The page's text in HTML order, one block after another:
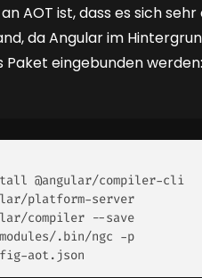
AOT ist, dass es sich
da Angular im
Paket eingebunden werden:
@angular/compiler-cli
aot.json